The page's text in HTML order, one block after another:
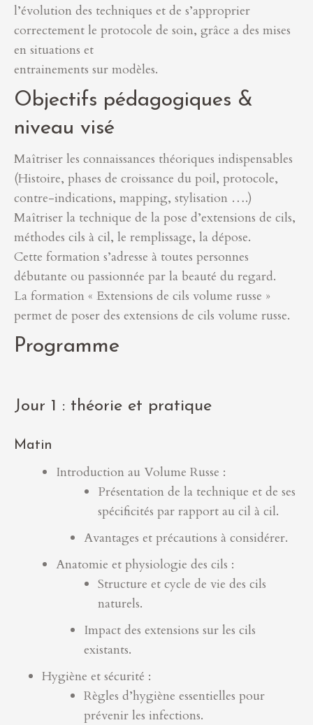
l’évolution des techniques et de s’approprier
correctement le protocole de soin, grâce a des mises
en situations et
entrainements sur modèles.
Objectifs pédagogiques &
niveau visé
Maîtriser les connaissances théoriques indispensables
(Histoire, phases de croissance du poil, protocole,
contre-indications, mapping, stylisation ….)
Maîtriser la technique de la pose d’extensions de cils,
méthodes cils à cil, le remplissage, la dépose.
Cette formation s’adresse à toutes personnes
débutante ou passionnée par la beauté du regard.
La formation « Extensions de cils volume russe »
permet de poser des extensions de cils volume russe.
Programme
Jour 1 : théorie et pratique
Matin
Introduction au Volume Russe :
Présentation de la technique et de ses
spécificités par rapport au cil à cil.
Avantages et précautions à considérer.
Anatomie et physiologie des cils :
Structure et cycle de vie des cils
naturels.
Impact des extensions sur les cils
existants.
Hygiène et sécurité :
Règles d’hygiène essentielles pour
prévenir les infections.